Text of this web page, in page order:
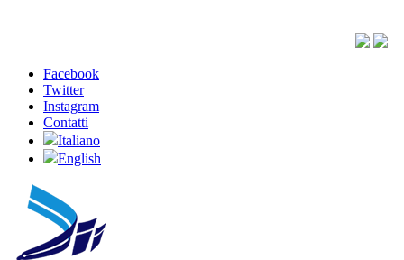
Facebook
Twitter
Instagram
Contatti
Italiano
English